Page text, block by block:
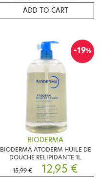
ADD TO CART
-19%
BIODERMA
BIODERMA ATODERM HUILE DE
DOUCHE RELIPIDANTE 1L
15,99 €
12,95 €